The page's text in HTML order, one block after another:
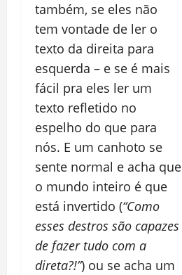
também, se eles não
tem vontade de ler o
texto da direita para
esquerda – e se é mais
fácil pra eles ler um
texto refletido no
espelho do que para
nós. E um canhoto se
sente normal e acha que
o mundo inteiro é que
está invertido (“Como
esses destros são capazes
de fazer tudo com a
direta?!”) ou se acha um